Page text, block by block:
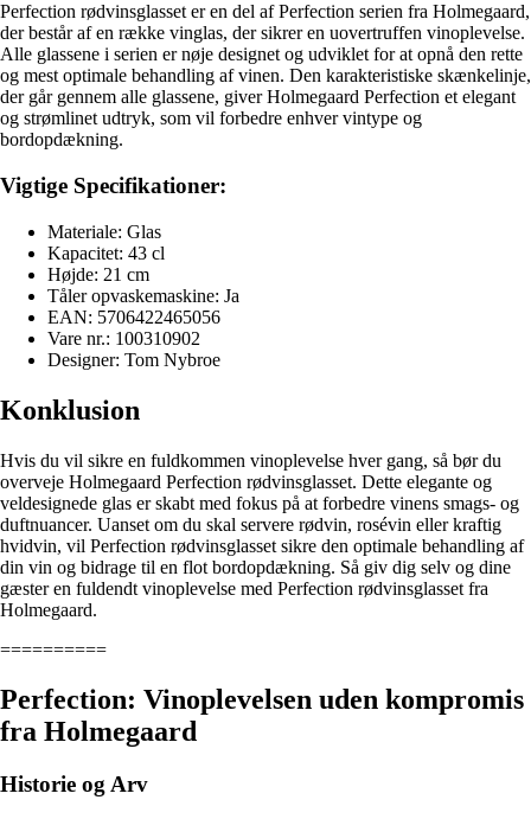
Perfection rødvinsglasset er en del af Perfection serien fra Holmegaard,
der består af en række vinglas, der sikrer en uovertruffen vinoplevelse.
Alle glassene i serien er nøje designet og udviklet for at opnå den rette
og mest optimale behandling af vinen. Den karakteristiske skænkelinje,
der går gennem alle glassene, giver Holmegaard Perfection et elegant
og strømlinet udtryk, som vil forbedre enhver vintype og
bordopdækning.
Vigtige Specifikationer:
Materiale: Glas
Kapacitet: 43 cl
Højde: 21 cm
Tåler opvaskemaskine: Ja
EAN: 5706422465056
Vare nr.: 100310902
Designer: Tom Nybroe
Konklusion
Hvis du vil sikre en fuldkommen vinoplevelse hver gang, så bør du
overveje Holmegaard Perfection rødvinsglasset. Dette elegante og
veldesignede glas er skabt med fokus på at forbedre vinens smags- og
duftnuancer. Uanset om du skal servere rødvin, rosévin eller kraftig
hvidvin, vil Perfection rødvinsglasset sikre den optimale behandling af
din vin og bidrage til en flot bordopdækning. Så giv dig selv og dine
gæster en fuldendt vinoplevelse med Perfection rødvinsglasset fra
Holmegaard.
==========
Perfection: Vinoplevelsen uden kompromis
fra Holmegaard
Historie og Arv